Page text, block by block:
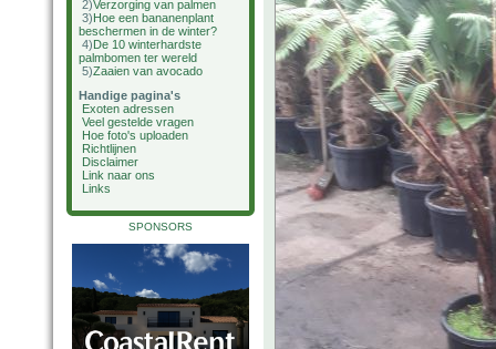
2)Verzorging van palmen
3)Hoe een bananenplant
beschermen in de winter?
4)De 10 winterhardste
palmbomen ter wereld
5)Zaaien van avocado
Handige pagina's
Exoten adressen
Veel gestelde vragen
Hoe foto's uploaden
Richtlijnen
Disclaimer
Link naar ons
Links
SPONSORS